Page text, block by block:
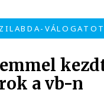
a vb-n